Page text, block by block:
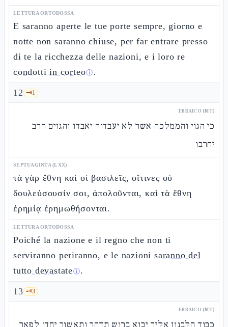
LETTURA ORTODOSSA
E saranno aperte le tue porte sempre, giorno e
notte non saranno chiuse, per far entrare presso
di te la ricchezza delle nazioni, e i loro re
condotti in corteoⓘ.
12 🗝️1
EBRAICO (MT)
כי הגוי והממלכה אשר לא יעבדוך יאבדו והגוים חרב
יחרבו
SEPTUAGINTA (LXX)
τὰ γὰρ ἔθνη καὶ οἱ βασιλεῖς, οἵτινες οὐ
δουλεύσουσίν σοι, ἀπολοῦνται, καὶ τὰ ἔθνη
ἐρημίᾳ ἐρημωθήσονται.
LETTURA ORTODOSSA
Poiché la nazione e il regno che non ti
serviranno periranno, e le nazionisaranno del
tutto devastateⓘ.
13 🗝️3
EBRAICO (MT)